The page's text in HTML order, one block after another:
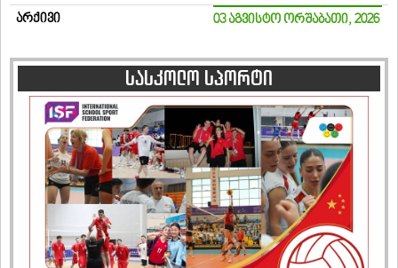
არქივი 03 აგვისტო ორშაბათი, 2026
სასკოლო სპორტი